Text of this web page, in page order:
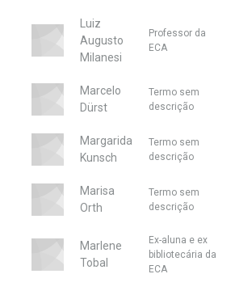
Luiz
Augusto
Milanesi
Professor da
ECA
Marcelo
Dürst
Termo sem
descrição
Margarida
Kunsch
Termo sem
descrição
Marisa
Orth
Termo sem
descrição
Marlene
Tobal
Ex-aluna e ex
bibliotecária da
ECA